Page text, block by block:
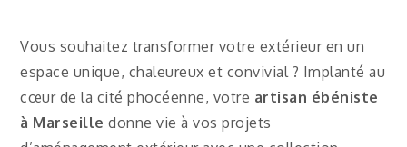
Vous souhaitez transformer votre extérieur en un
espace unique, chaleureux et convivial ? Implanté au
cœur de la cité phocéenne, votre artisan ébéniste
à Marseille donne vie à vos projets